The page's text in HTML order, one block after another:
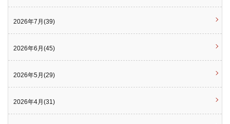
2026年7月(39)
2026年6月(45)
2026年5月(29)
2026年4月(31)